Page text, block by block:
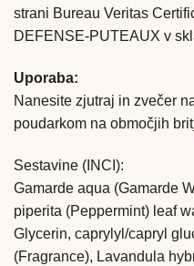
strani Bureau Veritas
DEFENSE-PUTEAUX v
Uporaba:
Nanesite zjutraj in zvečer
poudarkom na območjih
Sestavine (INCI):
Gamarde aqua (Gamarde
piperita (Peppermint) leaf
Glycerin, caprylyl/capryl
(Fragrance), Lavandula